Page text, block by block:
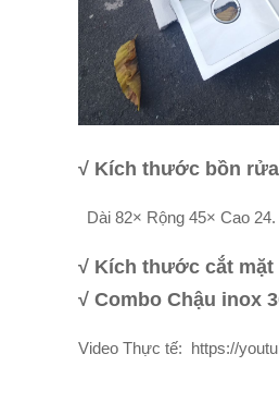
√ Kích thước bồn
Dài 82× Rộng 45× Cao 24.
√ Kích thước cắt mặt
√ Combo Chậu inox
Video Thực tế: https://